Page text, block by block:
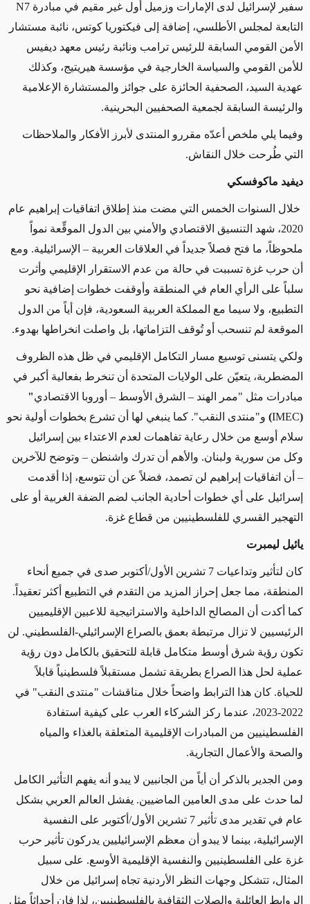
سفير لإسرائيل لدى الإمارات وزميل أول غير مقيم في مبادرة N7
التابعة لمجلس الأطلسي، إضافة إلى فيكتوريا كوتس، نائبة مستشار
الأمن القومي السابقة للرئيس ترامب ونائبة رئيس معهد ديفيس
للأمن القومي والسياسة الخارجية في مؤسسة هيريتيج، وكذلك
عهدية السيد، الصحفية الحائزة على جوائز والمستشارة الإعلامية
والرئيسة السابقة لجمعية الصحفيين البحرينية.
وفيما يلي ملخص أعدّه مقررو المنتدى لأبرز الأفكار والملاحظات
التي طُرحت خلال النقاش.
ديفيد ماكوفسكي
خلال السنوات الخمس التي مضت منذ إطلاق اتفاقيات إبراهيم عام
2020، شهد التنسيق الاقتصادي والأمني بين الدول الموقِّعة نمواً
ملحوظاً، ما فتح فصلاً جديداً في العلاقات العربية – الإسرائيلية. ومع
أن حرب غزة تسببت في حالة من عدم الاستقرار الإقليمي وأثرت
سلباً على الرأي العام في المنطقة وأوقفت خطوات إضافية نحو
التطبيع، ولا سيما مع المملكة العربية السعودية، فإن أياً من الدول
الموقعة لم تنسحب أو تُوقف التزاماتها، بل واصلت انخراطها بهدوء.
ولكي يتسنى توسيع مسار التكامل الإقليمي في ظل هذه الظروف
المضطربة، يتعيّن على الولايات المتحدة أن تنخرط بفعالية أكبر في
مبادرات مثل "ممر الهند – الشرق الأوسط – أوروبا الاقتصادي"
(
IMEC
) و"منتدى النقب". كما ينبغي لها أن تشرع بخطوات أولية نحو
سلام أوسع من خلال رعاية تفاهمات لعدم الاعتداء بين إسرائيل
وكل من سورية ولبنان. والأهم أن تدرك واشنطن – وتوضح للآخرين
– أن اتفاقيات إبراهيم لن تصمد، فضلاً عن أن تتوسع، إذا أقدمت
إسرائيل على أي خطوات أحادية الجانب لضم الضفة الغربية أو على
التهجير القسري للفلسطينيين من قطاع غزة.
يائيل ليمبرت
كان لتأثير وتداعيات 7 تشرين الأول/أكتوبر صدى في جميع أنحاء
المنطقة، مما جعل إحراز المزيد من التقدم في التطبيع أكثر تعقيداً.
كما أكدت أن المصالح الداخلية والاستراتيجية للاعبين الإقليميين
الرئيسيين لا تزال مرتبطة بعمق بالصراع الإسرائيلي-الفلسطيني. لن
تكون رؤية شرق أوسط متكامل قابلة للتحقيق بالكامل دون رؤية
عملية لحل هذا الصراع بطريقة تشمل مستقبلاً فلسطينياً قابلاً
للحياة. كان هذا الترابط واضحاً خلال مناقشات "منتدى النقب" في
2022-2023، عندما ركز الشركاء العرب على كيفية استفادة
الفلسطينيين من المبادرات الإقليمية المتعلقة بالغذاء والمياه
والصحة والأعمال التجارية.
ومن الجدير بالذكر أن أياً من الجانبين لا يبدو أنه يفهم التأثير الكامل
لما حدث على مدى العامين الماضيين. يفشل العالم العربي بشكل
عام في تقدير مدى تأثير 7 تشرين الأول/أكتوبر على النفسية
الإسرائيلية، بينما لا يبدو أن معظم الإسرائيليين يدركون تأثير حرب
غزة على الفلسطينيين والنفسية الإقليمية الأوسع. على سبيل
المثال، تتشكل وجهات النظر الأردنية تجاه إسرائيل من خلال
الروابط العائلية والصلات الثقافية بالفلسطينيين، لذا فإن أحداثاً مثل